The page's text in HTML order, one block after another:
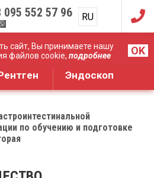
сайт, Вы принимаете нашу
файлов cookie, подробнее OK
095 552 57 96 RU
UA
оборудования
Эндоскоп
по обучению и подготовке